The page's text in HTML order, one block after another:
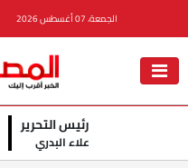
الجمعة، 07 أغسطس 2026
رئيس التحرير
علاء البدري